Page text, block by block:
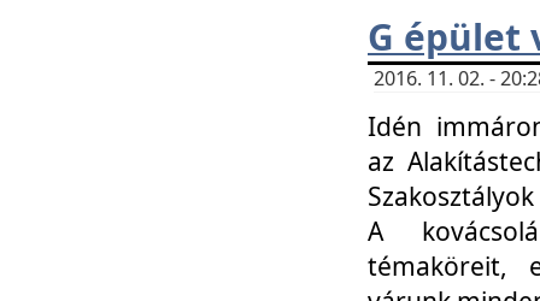
G épület
2016. 11. 02. -
Idén
az
A
témaköreit,